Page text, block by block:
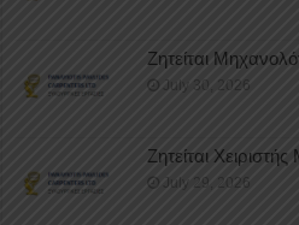
Ζητείται
July 30, 2026
Ζητείται
July 29, 2026